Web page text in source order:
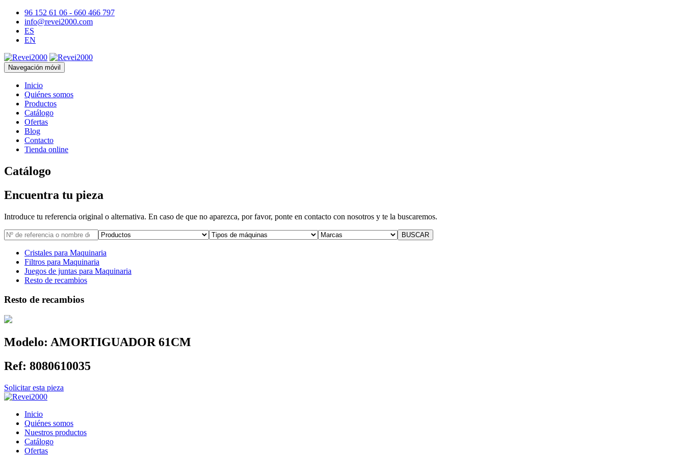
96 152 61 06 - 660 466 797
info@revei2000.com
ES
EN
Navegación móvil
Inicio
Quiénes somos
Productos
Catálogo
Ofertas
Blog
Contacto
Tienda online
Catálogo
Encuentra tu pieza
Introduce tu referencia original o alternativa. En caso de que no aparezca, por favor, ponte en contacto con nosotros y te la buscaremos.
Cristales para Maquinaria
Filtros para Maquinaria
Juegos de juntas para Maquinaria
Resto de recambios
Resto de recambios
Modelo: AMORTIGUADOR 61CM
Ref: 8080610035
Solicitar esta pieza
Inicio
Quiénes somos
Nuestros productos
Catálogo
Ofertas